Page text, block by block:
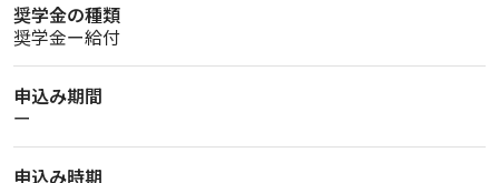
奨学金の種類
奨学金ー給付
申込み期間
ー
申込み時期